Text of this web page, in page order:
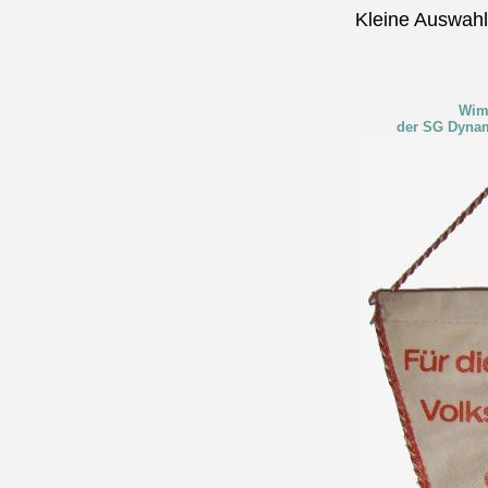
Kleine
der SG